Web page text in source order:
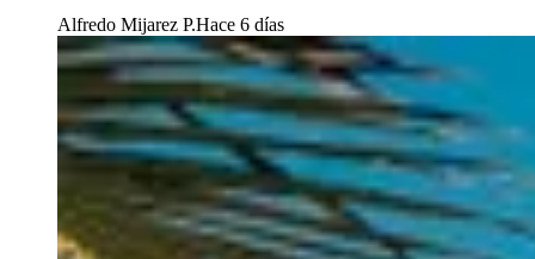
Alfredo Mijarez P.Hace 6 días